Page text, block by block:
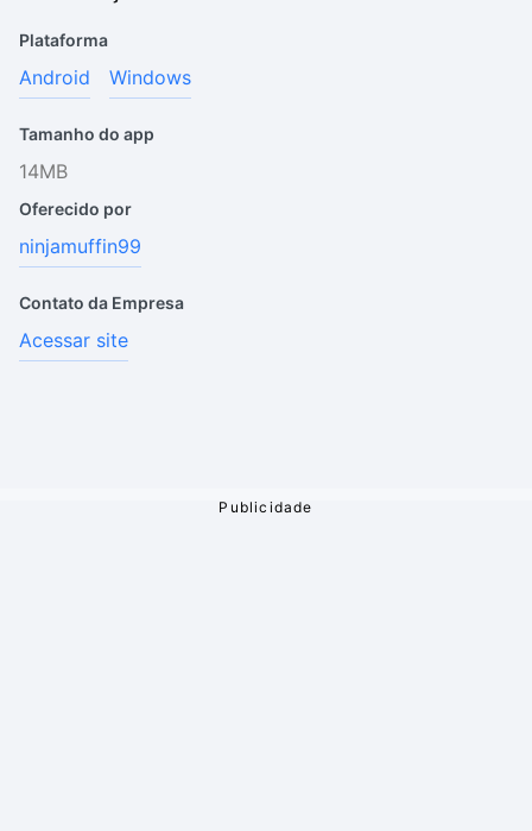
Plataforma
Android Windows
Tamanho do app
14MB
Oferecido por
ninjamuffin99
Contato da Empresa
Acessar site